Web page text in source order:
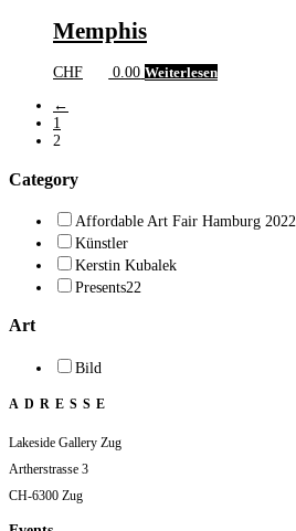
Memphis
CHF 0.00 Weiterlesen
←
1
2
Category
Affordable Art Fair Hamburg 2022
Künstler
Kerstin Kubalek
Presents22
Art
Bild
ADRESSE
Lakeside Gallery Zug
Artherstrasse 3
CH-6300 Zug